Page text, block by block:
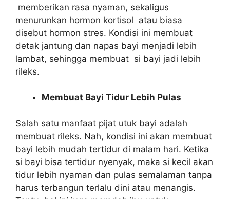
memberikan rasa nyaman, sekaligus
menurunkan hormon kortisol atau biasa
disebut hormon stres. Kondisi ini membuat
detak jantung dan napas bayi menjadi lebih
lambat, sehingga membuat si bayi jadi lebih
rileks.
Membuat Bayi Tidur Lebih Pulas
Salah satu manfaat pijat utuk bayi adalah
membuat rileks. Nah, kondisi ini akan membuat
bayi lebih mudah tertidur di malam hari. Ketika
si bayi bisa tertidur nyenyak, maka si kecil akan
tidur lebih nyaman dan pulas semalaman tanpa
harus terbangun terlalu dini atau menangis.